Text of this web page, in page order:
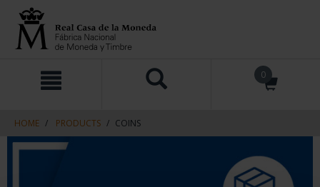
navigation
0
HOME PRODUCTS COINS